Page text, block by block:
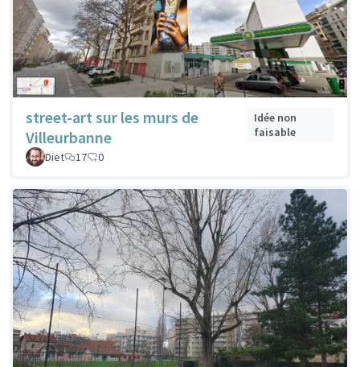
street-art sur les murs de
Villeurbanne
Idée non
faisable
Diet
17 0